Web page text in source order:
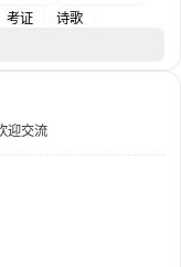
考证
诗歌
迎交流